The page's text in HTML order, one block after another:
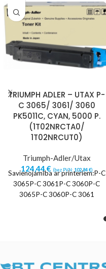
TRIUMPH ADLER – UTAX P-
C 3065/ 3061/ 3060
PK5011C, CYAN, 5000 P.
(1T02NRCTA0/
1T02NRCUT0)
Triumph-Adler/Utax
124,44€ (bez PVN: 102,84€)
Savienojamība ar printeriem:P-C
3065P-C 3061P-C 3060P-C
3065P-C 3060P-C 3061